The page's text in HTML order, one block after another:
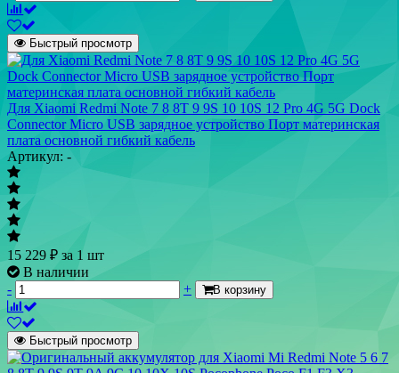
Быстрый просмотр
Для Xiaomi Redmi Note 7 8 8T 9 9S 10 10S 12 Pro 4G 5G Dock
Connector Micro USB зарядное устройство Порт материнская
плата основной гибкий кабель
Артикул: -
15 229 ₽ за 1 шт
В наличии
-
+ В корзину
Быстрый просмотр